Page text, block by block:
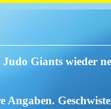
Giants wieder
Angaben.